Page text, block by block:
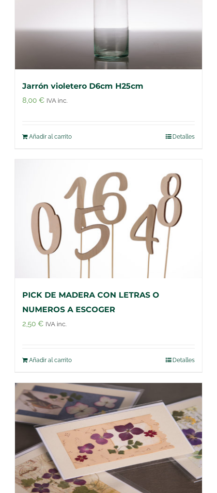
Jarrón violetero D6cm H25cm
8,00 € IVA inc.
Añadir al carrito Detalles
PICK DE MADERA CON LETRAS O
NUMEROS A ESCOGER
2,50 € IVA inc.
Añadir al carrito Detalles